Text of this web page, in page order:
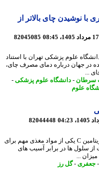
چای بالاتر از
82045085
علوم پزشکی تهران با استناد
جهان درباره دمای مصرف چای،
-دانشگاه علوم پزشکی-
علوم
82044448
به گزارش پارسینه و به نقل از سلامت نیوز، ویتامین C یکی از مواد مغذی مهم برای
ها در برابر آسیب های
- گل رز